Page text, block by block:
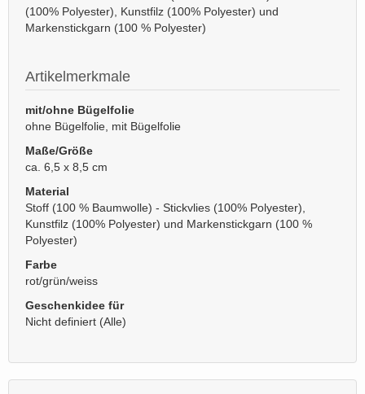
(100% Polyester), Kunstfilz (100% Polyester) und
Markenstickgarn (100 % Polyester)
Artikelmerkmale
mit/ohne Bügelfolie
ohne Bügelfolie, mit Bügelfolie
Maße/Größe
ca. 6,5 x 8,5 cm
Material
Stoff (100 % Baumwolle) - Stickvlies (100% Polyester),
Kunstfilz (100% Polyester) und Markenstickgarn (100 %
Polyester)
Farbe
rot/grün/weiss
Geschenkidee für
Nicht definiert (Alle)